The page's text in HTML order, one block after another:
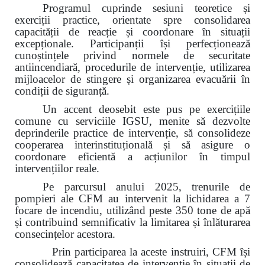
Programul cuprinde sesiuni teoretice și
exerciții practice, orientate spre consolidarea
capacității de reacție și coordonare în situații
excepționale. Participanții își perfecționează
cunoștințele privind normele de securitate
antiincendiară, procedurile de intervenție, utilizarea
mijloacelor de stingere și organizarea evacuării în
condiții de siguranță.
Un accent deosebit este pus pe exercițiile
comune cu serviciile IGSU, menite să dezvolte
deprinderile practice de intervenție, să consolideze
cooperarea interinstituțională și să asigure o
coordonare eficientă a acțiunilor în timpul
intervențiilor reale.
Pe parcursul anului 2025, trenurile de
pompieri ale CFM au intervenit la lichidarea a 7
focare de incendiu, utilizând peste 350 tone de apă
și contribuind semnificativ la limitarea și înlăturarea
consecințelor acestora.
Prin participarea la aceste instruiri, CFM își